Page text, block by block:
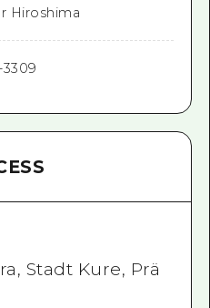
Hiroshima
Stadt Kure, Prä